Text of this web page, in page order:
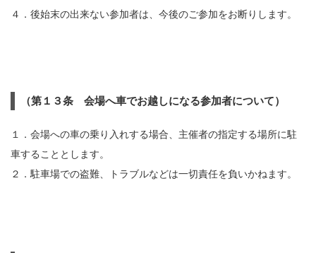
４．後始末の出来ない参加者は、今後のご参加をお断りします。
（第１３条 会場へ車でお越しになる参加者について）
１．会場への車の乗り入れする場合、主催者の指定する場所に駐
車することとします。
２．駐車場での盗難、トラブルなどは一切責任を負いかねます。